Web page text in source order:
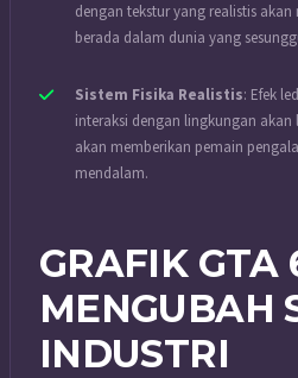
dengan tekstur yang realistis akan
berada dalam dunia yang
Sistem Fisika Realistis: Efek
interaksi dengan lingkungan akan
akan memberikan pemain
mendalam.
GRAFIK GTA
MENGUBAH
INDUSTRI